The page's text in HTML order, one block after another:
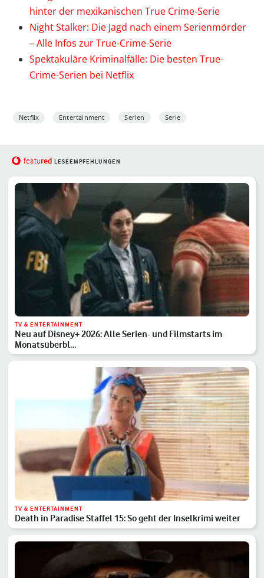
hinter der mexikanischen True Crime-Serie
Night Stalker: Die Jagd nach einem Serienmörder
– Alle Infos zur True-Crime-Serie
Spektakuläre Kriminalfälle: Die besten True-
Crime-Serien bei Netflix
Netflix Entertainment Serien Serie
featured LESEEMPFEHLUNGEN
TV & ENTERTAINMENT
Neu auf Disney+ 2026: Alle Serien- und Filmstarts im
Monatsüberbl…
TV & ENTERTAINMENT
Death in Paradise Staffel 15: So geht der Inselkrimi weiter